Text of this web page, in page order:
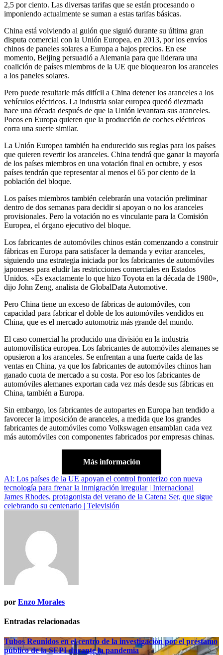
2,5 por ciento. Las diversas tarifas que se están procesando o
imponiendo actualmente se suman a estas tarifas básicas.
China está volviendo al guión que siguió durante su última gran
disputa comercial con la Unión Europea, en 2013, por los envíos
chinos de paneles solares a Europa a bajos precios. En ese
momento, Beijing persuadió a Alemania para que liderara una
coalición de países miembros de la UE que bloquearon los aranceles
a los paneles solares.
Pero puede resultarle más difícil a China detener los aranceles a los
vehículos eléctricos. La industria solar europea quedó diezmada
hace una década después de que la Unión levantara sus aranceles.
Pocos en Europa quieren que la producción de coches eléctricos
corra una suerte similar.
La Unión Europea también ha endurecido sus reglas para los países
que quieren revertir los aranceles. China tendrá que ganar la mayoría
de los países miembros en una votación final en octubre, y esos
países tendrán que representar al menos el 65 por ciento de la
población del bloque.
Los países miembros también celebrarán una votación preliminar
dentro de dos semanas para decidir si apoyan o no los aranceles
provisionales. Pero la votación no es vinculante para la Comisión
Europea, el órgano ejecutivo del bloque.
Los fabricantes de automóviles chinos están comenzando a construir
fábricas en Europa para satisfacer la demanda y evitar aranceles,
siguiendo una estrategia iniciada por los fabricantes de automóviles
japoneses para eludir las restricciones comerciales en Estados
Unidos. «Es exactamente lo que hizo Toyota en la década de 1980»,
dijo John Zeng, analista de GlobalData Automotive.
Pero China tiene un exceso de fábricas de automóviles, con
capacidad para fabricar el doble de los automóviles vendidos en
China, que es el mercado automotriz más grande del mundo.
El caso comercial ha producido una división en la industria
automovilística europea. Los fabricantes de automóviles alemanes se
opusieron a los aranceles. Se enfrentan a una fuerte caída de las
ventas en China, ya que los fabricantes de automóviles chinos han
ganado cuota de mercado a su costa. Por eso los fabricantes de
automóviles alemanes exportan cada vez más desde sus fábricas en
China, también a Europa.
Sin embargo, los fabricantes de autopartes en Europa han tendido a
favorecer la imposición de aranceles, a medida que los grandes
fabricantes de automóviles como Volkswagen ensamblan cada vez
más automóviles con componentes fabricados por empresas chinas.
Más información
Navegación
de
entradas
AI: Los países de la UE apoyan el control fronterizo con nueva
tecnología para frenar la inmigración irregular | Internacional
James Rhodes, protagonista del verano de la Catena Ser, que sigue
celebrando su centenario | Televisión
por Enzo Morales
Entradas relacionadas
Tubos Reunidos en el centro de la investigación por el préstamo
público de la SEPI durante la pandemia